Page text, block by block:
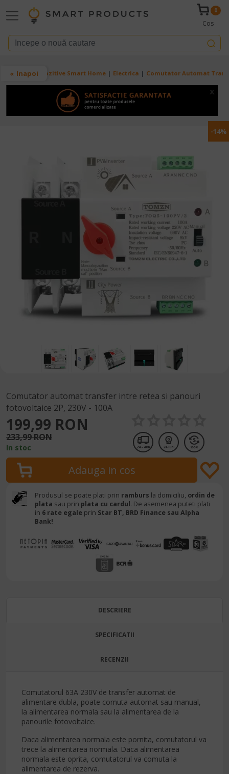
0
Cos
Breadcrumb
Acasa Dispozitive Smart Home Electrica Comutator Automat
Inapoi
x
-14%
Comutator automat transfer intre retea si panouri
fotovoltaice 2P, 230V - 100A
199,99 RON
233,99 RON
In stoc 24 - 48h 24 luni
Produsul se poate plati prin ramburs la domiciliu, ordin de
plata sau prin plata cu cardul. De asemenea puteti plati
in 6 rate egale prin Star BT, BRD Finance sau Alpha
Bank!
DESCRIERE
SPECIFICATII
RECENZII
Comutatorul 63A 230V de transfer automat de
alimentare dubla, poate comuta automat sau manual,
la alimentarea normala sau la alimentarea de la
panourile fotovoltaice.
Daca alimentarea normala este pornita, comutatorul va
trece la alimentarea normala. Daca alimentarea
normala este oprita, comutatorul va comuta la
alimentarea de rezerva.